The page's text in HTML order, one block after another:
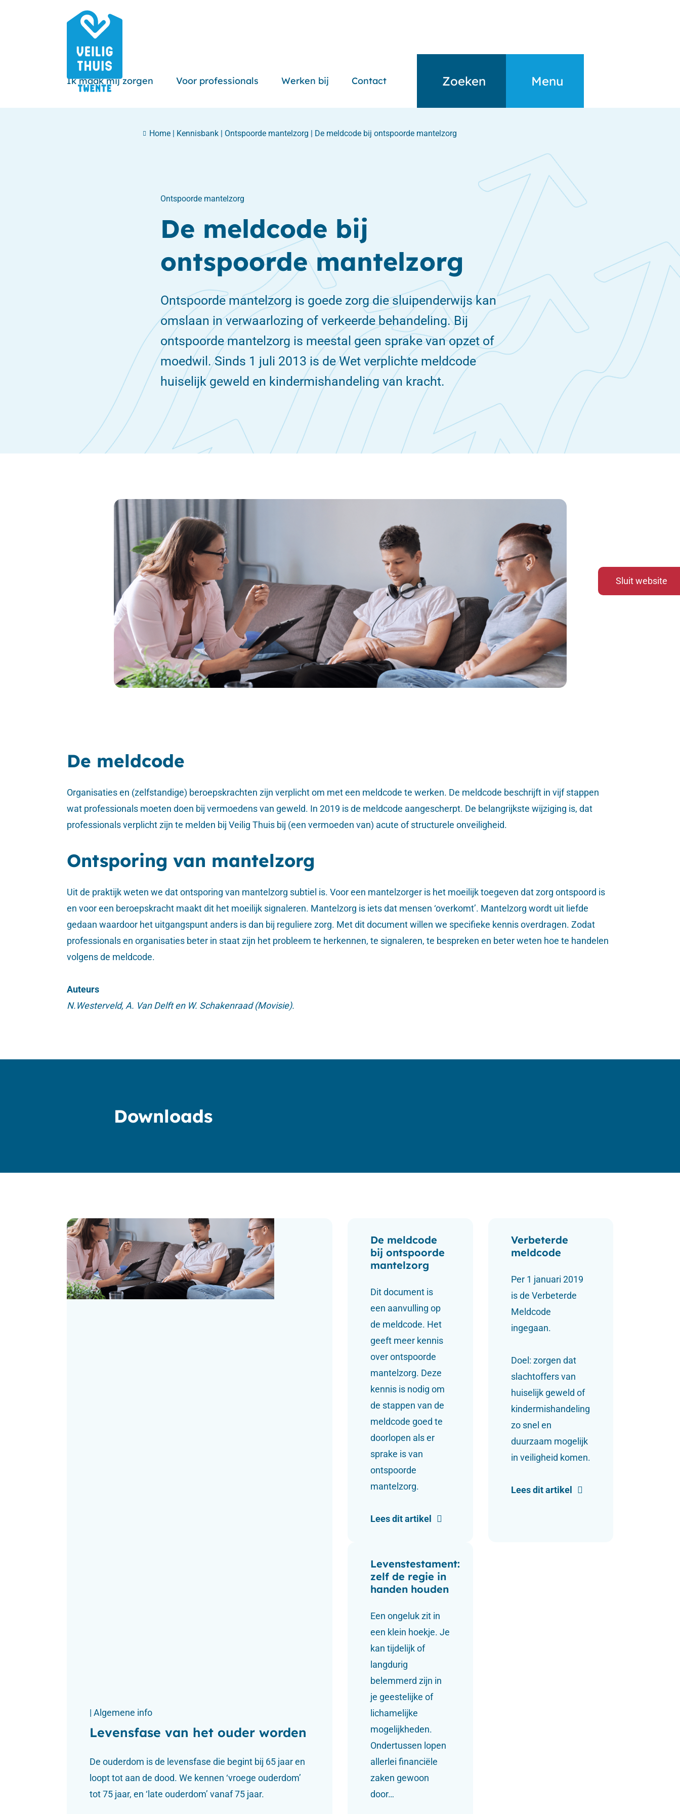
Ik maak mij zorgen Voor professionals Werken bij Contact Zoeken Menu
Ik heb hulp nodig Ik maak mij zorgen Over huiselijk geweld
ActueelOver ons Werken bij Contact
Home | Kennisbank | Ontspoorde mantelzorg | De meldcode bij ontspoorde mantelzorg
Ontspoorde mantelzorg
De meldcode bij
ontspoorde mantelzorg
Ontspoorde mantelzorg is goede zorg die sluipenderwijs kan
omslaan in verwaarlozing of verkeerde behandeling. Bij
ontspoorde mantelzorg is meestal geen sprake van opzet of
moedwil. Sinds 1 juli 2013 is de Wet verplichte meldcode
huiselijk geweld en kindermishandeling van kracht.
De meldcode
Organisaties en (zelfstandige) beroepskrachten zijn verplicht om met een meldcode te werken. De meldcode beschrijft in vijf stappen
wat professionals moeten doen bij vermoedens van geweld. In 2019 is de meldcode aangescherpt. De belangrijkste wijziging is, dat
professionals verplicht zijn te melden bij Veilig Thuis bij (een vermoeden van) acute of structurele onveiligheid.
Ontsporing van mantelzorg
Uit de praktijk weten we dat ontsporing van mantelzorg subtiel is. Voor een mantelzorger is het moeilijk toegeven dat zorg ontspoord is
en voor een beroepskracht maakt dit het moeilijk signaleren. Mantelzorg is iets dat mensen ‘overkomt’. Mantelzorg wordt uit liefde
gedaan waardoor het uitgangspunt anders is dan bij reguliere zorg. Met dit document willen we specifieke kennis overdragen. Zodat
professionals en organisaties beter in staat zijn het probleem te herkennen, te signaleren, te bespreken en beter weten hoe te handelen
volgens de meldcode.
Auteurs
N.Westerveld, A. Van Delft en W. Schakenraad (Movisie).
Downloads
| Algemene info
Levensfase van het ouder worden
De ouderdom is de levensfase die begint bij 65 jaar en
loopt tot aan de dood. We kennen ‘vroege ouderdom’
tot 75 jaar, en ‘late ouderdom’ vanaf 75 jaar.
De meldcode
bij ontspoorde
mantelzorg
Dit document is
een aanvulling op
de meldcode. Het
geeft meer kennis
over ontspoorde
mantelzorg. Deze
kennis is nodig om
de stappen van de
meldcode goed te
doorlopen als er
sprake is van
ontspoorde
mantelzorg.
Lees dit artikel
Verbeterde
meldcode
Per 1 januari 2019
is de Verbeterde
Meldcode
ingegaan.
Doel: zorgen dat
slachtoffers van
huiselijk geweld of
kindermishandeling
zo snel en
duurzaam mogelijk
in veiligheid komen.
Lees dit artikel
Levenstestament:
zelf de regie in
handen houden
Een ongeluk zit in
een klein hoekje. Je
kan tijdelijk of
langdurig
belemmerd zijn in
je geestelijke of
lichamelijke
mogelijkheden.
Ondertussen lopen
allerlei financiële
zaken gewoon
door…
Sluit website